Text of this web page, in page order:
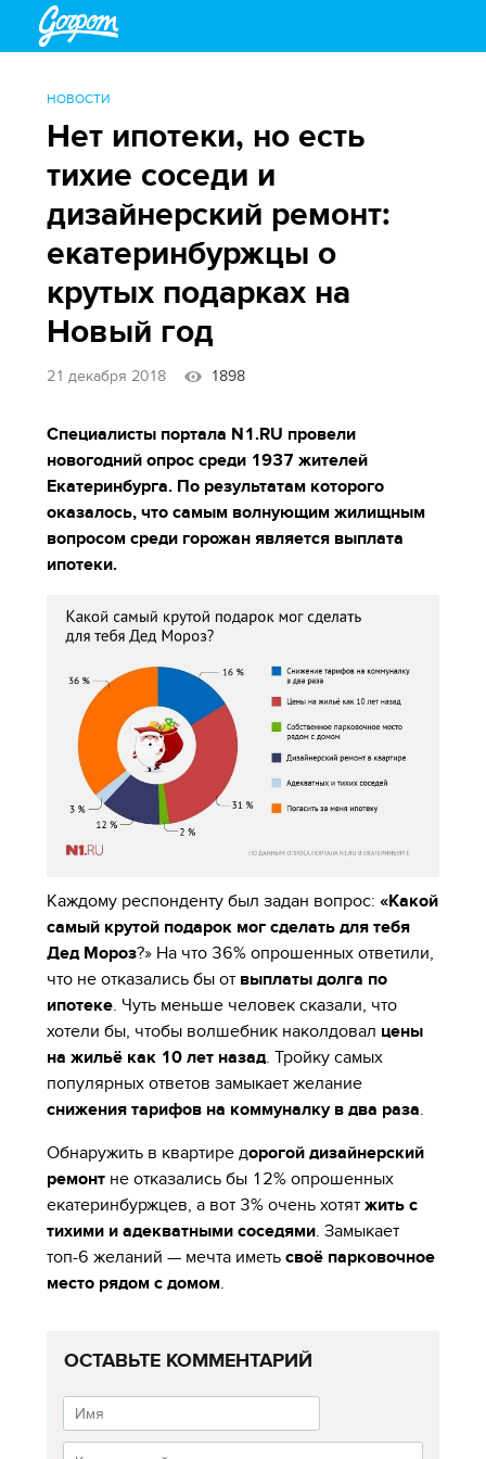
НОВОСТИ
Нет ипотеки, но есть
тихие соседи и
дизайнерский ремонт:
екатеринбуржцы о
крутых подарках на
Новый год
21 декабря 2018 1898
Специалисты портала N1.RU провели
новогодний опрос среди 1937 жителей
Екатеринбурга. По результатам которого
оказалось, что самым волнующим жилищным
вопросом среди горожан является выплата
ипотеки.
Каждому респонденту был задан вопрос: «Какой
самый крутой подарок мог сделать для тебя
Дед Мороз?» На что 36% опрошенных ответили,
что не отказались бы от выплаты долга по
ипотеке. Чуть меньше человек сказали, что
хотели бы, чтобы волшебник наколдовал цены
на жильё как 10 лет назад. Тройку самых
популярных ответов замыкает желание
снижения тарифов на коммуналку в два раза.
Обнаружить в квартире дорогой дизайнерский
ремонтне отказались бы 12% опрошенных
екатеринбуржцев, а вот 3% очень хотят жить с
тихими и адекватными соседями. Замыкает
топ-6 желаний — мечта иметь своё парковочное
место рядом с домом.
ОСТАВЬТЕ КОММЕНТАРИЙ